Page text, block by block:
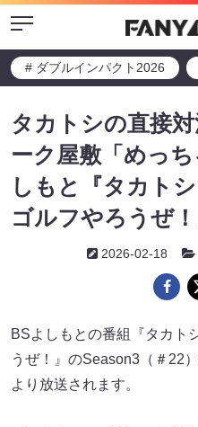
Menu
# ダブルインパクト2026
タカトシの直接
ーク屋敷「めっ
しもと『タカト
ゴルフやろうぜ
2026-02-18
BSよしもとの番組『タカト
うぜ！』のSeason3（＃22
より放送されます。